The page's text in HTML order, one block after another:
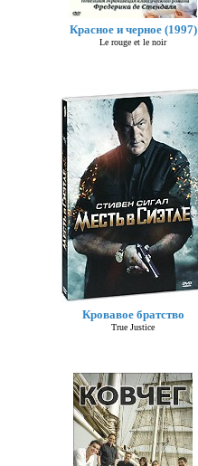
Красное и черное (1997)
Le rouge et le noir
Кровавое братство
True Justice